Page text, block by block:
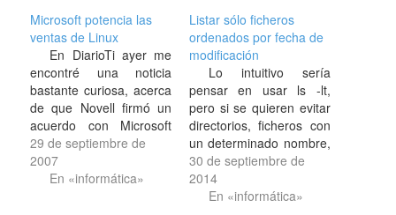
Microsoft potencia las
ventas de Linux
En DiarioTi ayer me
encontré una noticia
bastante curiosa, acerca
de que Novell firmó un
acuerdo con Microsoft
para que ésta última
fomentara la buena
publicidad de la
29 de septiembre de
2007
En «informática»
Listar sólo ficheros
ordenados por fecha de
modificación
Lo intuitivo sería
pensar en usar ls -lt,
pero si se quieren evitar
directorios, ficheros con
un determinado nombre,
seguir enlaces
simbólicos, que los
caracteres de nueva
30 de septiembre de
2014
En «informática»